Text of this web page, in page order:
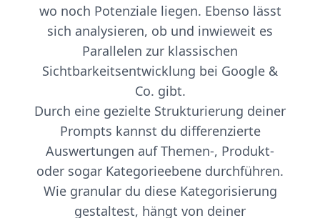
wo noch Potenziale liegen. Ebenso lässt
sich analysieren, ob und inwieweit es
Parallelen zur klassischen
Sichtbarkeitsentwicklung bei Google &
Co. gibt.
Durch eine gezielte Strukturierung deiner
Prompts kannst du differenzierte
Auswertungen auf Themen-, Produkt-
oder sogar Kategorieebene durchführen.
Wie granular du diese Kategorisierung
gestaltest, hängt von deiner